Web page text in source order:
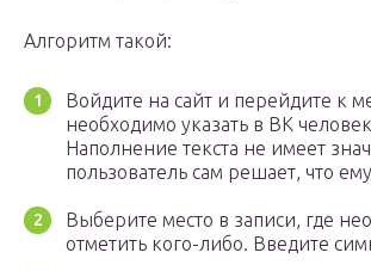
Алгоритм такой:
Войдите на сайт и перейдите к
необходимо указать в ВК
Наполнение текста не имеет
пользователь сам решает, что
Выберите место в записи, где
отметить кого-либо. Введите